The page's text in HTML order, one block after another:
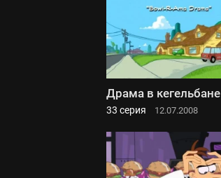
Драма в кегельбане
33 серия 12.07.2008